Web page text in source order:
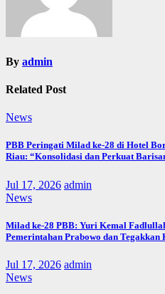
By admin
Related Post
News
PBB Peringati Milad ke-28 di Hotel
Riau: “Konsolidasi dan Perkuat
Jul 17, 2026 admin
News
Milad ke-28 PBB: Yuri Kemal
Pemerintahan Prabowo dan Tegakkan
Jul 17, 2026 admin
News